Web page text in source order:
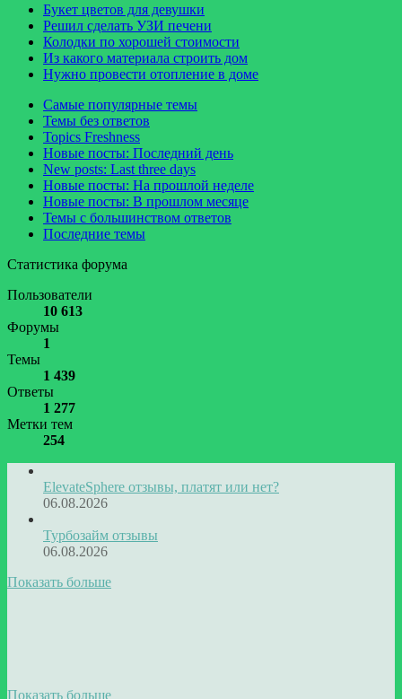
Букет цветов для девушки
Решил сделать УЗИ печени
Колодки по хорошей стоимости
Из какого материала строить дом
Нужно провести отопление в доме
Самые популярные темы
Темы без ответов
Topics Freshness
Новые посты: Последний день
New posts: Last three days
Новые посты: На прошлой неделе
Новые посты: В прошлом месяце
Темы с большинством ответов
Последние темы
Статистика форума
Пользователи
10 613
Форумы
1
Темы
1 439
Ответы
1 277
Метки тем
254
ElevateSphere отзывы, платят или нет?
06.08.2026
Турбозайм отзывы
06.08.2026
Показать больше
Показать больше